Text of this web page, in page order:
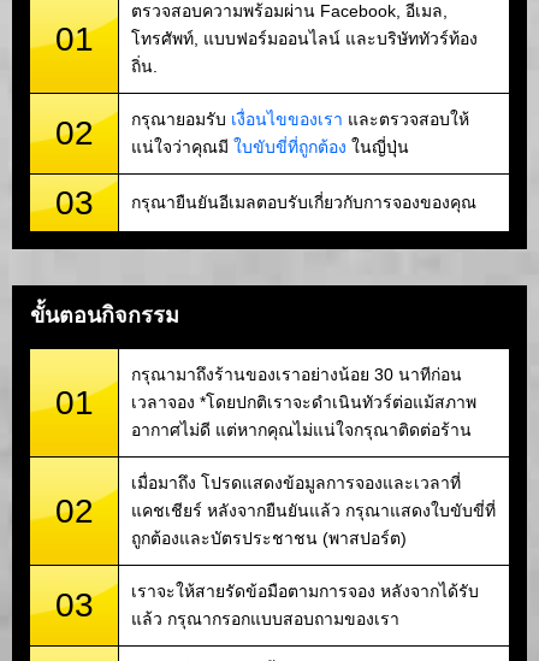
01
ตรวจสอบความพร้อมผ่าน Facebook, อีเมล,
โทรศัพท์, แบบฟอร์มออนไลน์ และบริษัททัวร์ท้อง
ถิ่น.
02 กรุณายอมรับ เงื่อนไขของเรา และตรวจสอบให้
แน่ใจว่าคุณมี ใบขับขี่ที่ถูกต้อง ในญี่ปุ่น
03 กรุณายืนยันอีเมลตอบรับเกี่ยวกับการจองของคุณ
ขั้นตอนกิจกรรม
01
กรุณามาถึงร้านของเราอย่างน้อย 30 นาทีก่อน
เวลาจอง *โดยปกติเราจะดำเนินทัวร์ต่อแม้สภาพ
อากาศไม่ดี แต่หากคุณไม่แน่ใจกรุณาติดต่อร้าน
02
เมื่อมาถึง โปรดแสดงข้อมูลการจองและเวลาที่
แคชเชียร์ หลังจากยืนยันแล้ว กรุณาแสดงใบขับขี่ที่
ถูกต้องและบัตรประชาชน (พาสปอร์ต)
03
เราจะให้สายรัดข้อมือตามการจอง หลังจากได้รับ
แล้ว กรุณากรอกแบบสอบถามของเรา